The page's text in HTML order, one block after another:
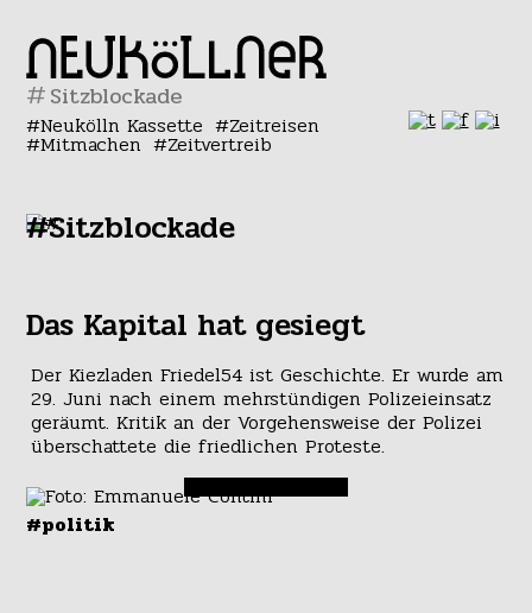
#
Neukölln Kassette Zeitreisen
Mitmachen Zeitvertreib
#Sitzblockade
Das Kapital hat gesiegt
Der Kiezladen Friedel54 ist Geschichte. Er wurde am
29. Juni nach einem mehrstündigen Polizeieinsatz
geräumt. Kritik an der Vorgehensweise der Polizei
überschattete die friedlichen Proteste.
#politik